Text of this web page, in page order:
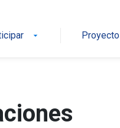
arrow_drop_down